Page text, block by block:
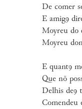
De comer
E amigꝯ
Moyreu do
Moyreu
E quantꝯ
Que nō
Delhis deꝯ
Comendeu